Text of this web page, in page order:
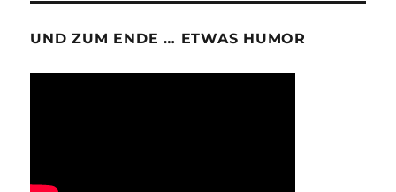
UND ZUM ENDE … ETWAS HUMOR